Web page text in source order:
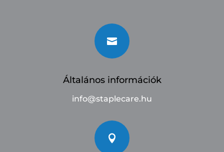

Általános információk
info@staplecare.hu
